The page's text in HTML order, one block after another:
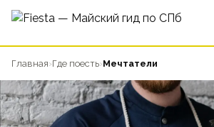
Главная›Где поесть›Мечтатели